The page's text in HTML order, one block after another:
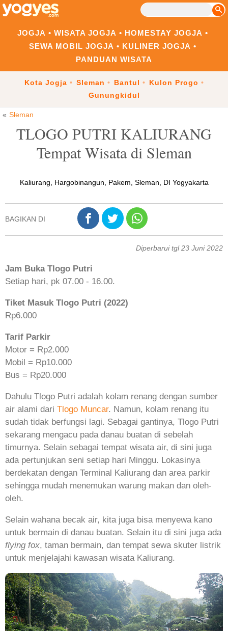
JOGJA WISATA JOGJA
HOMESTAY JOGJA
SEWA MOBIL JOGJA
KULINER JOGJA
PANDUAN WISATA
Kota Jogja Sleman Bantul
Kulon Progo
Gunungkidul
Sleman
TLOGO PUTRI KALIURANG
Tempat Wisata di Sleman
Kaliurang, Hargobinangun, Pakem, Sleman, DI Yogyakarta
BAGIKAN DI
Diperbarui tgl 23 Juni 2022
Jam Buka Tlogo Putri
Setiap hari, pk 07.00 - 16.00.
Tiket Masuk Tlogo Putri (2022)
Rp6.000
Tarif Parkir
Motor = Rp2.000
Mobil = Rp10.000
Bus = Rp20.000
Dahulu Tlogo Putri adalah kolam renang dengan sumber
air alami dari Tlogo Muncar. Namun, kolam renang itu
sudah tidak berfungsi lagi. Sebagai gantinya, Tlogo Putri
sekarang mengacu pada danau buatan di sebelah
timurnya. Selain sebagai tempat wisata air, di sini juga
ada pertunjukan seni setiap hari Minggu. Lokasinya
berdekatan dengan Terminal Kaliurang dan area parkir
sehingga mudah menemukan warung makan dan oleh-
oleh.
Selain wahana becak air, kita juga bisa menyewa kano
untuk bermain di danau buatan. Selain itu di sini juga ada
flying fox, taman bermain, dan tempat sewa skuter listrik
untuk menjelajahi kawasan wisata Kaliurang.